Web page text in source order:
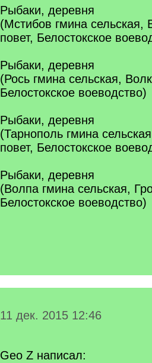
Рыбаки, деревня
(Мстибов гмина сельская,
повет, Белостокское
Рыбаки, деревня
(Рось гмина сельская,
Белостокское воеводство)
Рыбаки, деревня
(Тарнополь гмина
повет, Белостокское
Рыбаки, деревня
(Волпа гмина сельская,
Белостокское воеводство)
11 дек. 2015 12:46
Geo Z написал: